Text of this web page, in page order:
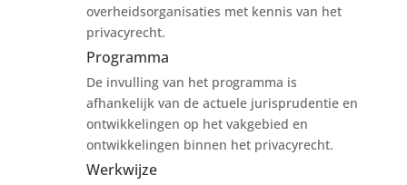
overheidsorganisaties met kennis van het
privacyrecht.
Programma
De invulling van het programma is
afhankelijk van de actuele jurisprudentie en
ontwikkelingen op het vakgebied en
ontwikkelingen binnen het privacyrecht.
Werkwijze